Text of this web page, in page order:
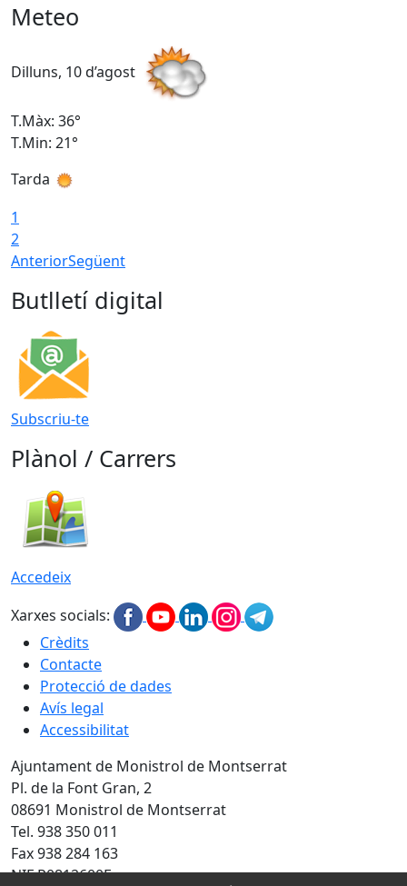
Meteo
Dilluns, 10 d’agost
T.Màx: 36°
T.Min: 21°
Tarda
1
2
AnteriorSegüent
Butlletí digital
Subscriu-te
Plànol / Carrers
Accedeix
Xarxes socials:
Crèdits
Contacte
Protecció de dades
Avís legal
Accessibilitat
Ajuntament de Monistrol de Montserrat
Pl. de la Font Gran, 2
08691 Monistrol de Montserrat
Tel. 938 350 011
Fax 938 284 163
NIF P0812600E